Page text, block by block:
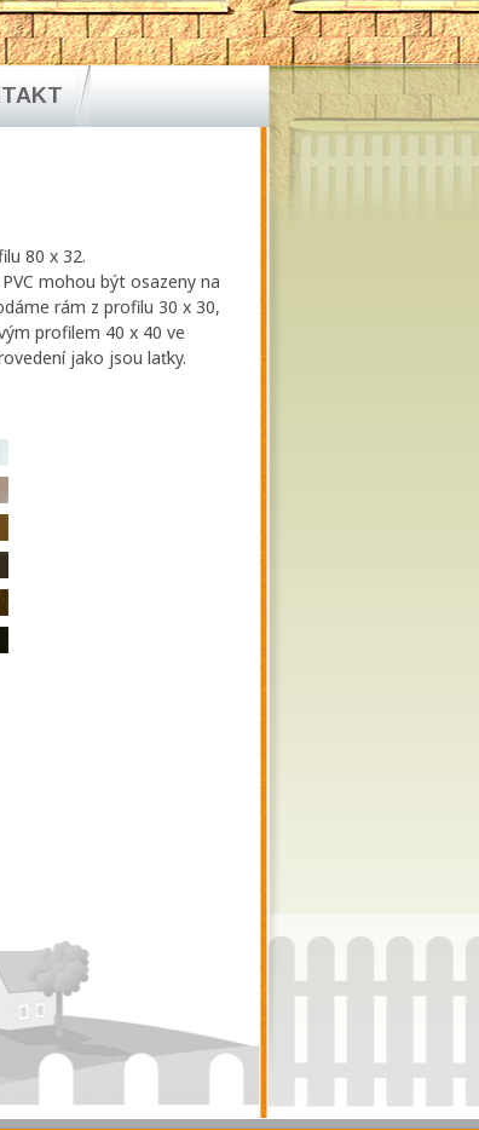
80 x 32.
mohou být osazeny na
rám z profilu 30 x 30,
profilem 40 x 40 ve
jako jsou laťky.